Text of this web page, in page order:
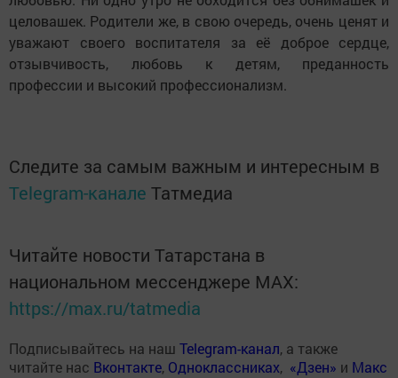
целовашек. Родители же, в свою очередь, очень ценят и
уважают своего воспитателя за её доброе сердце,
отзывчивость, любовь к детям, преданность
профессии и высокий профессионализм.
Следите за самым важным и интересным в
Telegram-канале Татмедиа
Читайте новости Татарстана в
национальном мессенджере MАХ:
https://max.ru/tatmedia
Подписывайтесь на наш Telegram-канал, а также
читайте нас Вконтакте, Одноклассниках, «Дзен» и Макс